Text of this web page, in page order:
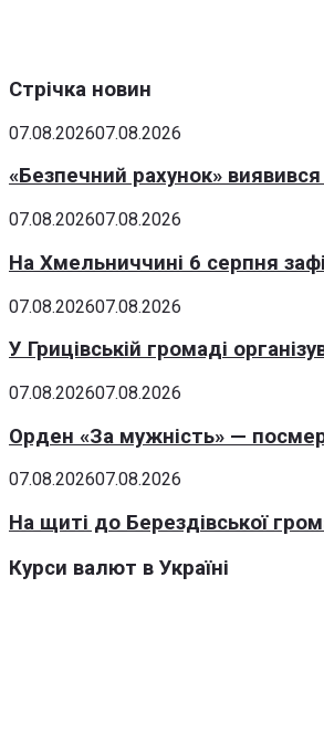
Стрічка новин
07.08.202607.08.2026
«Безпечний рахунок»
07.08.202607.08.2026
На Хмельниччині 6 серпня
07.08.202607.08.2026
У Грицівській громаді
07.08.202607.08.2026
Орден «За мужність» —
07.08.202607.08.2026
На щиті до Берездівської
Курси валют в Україні